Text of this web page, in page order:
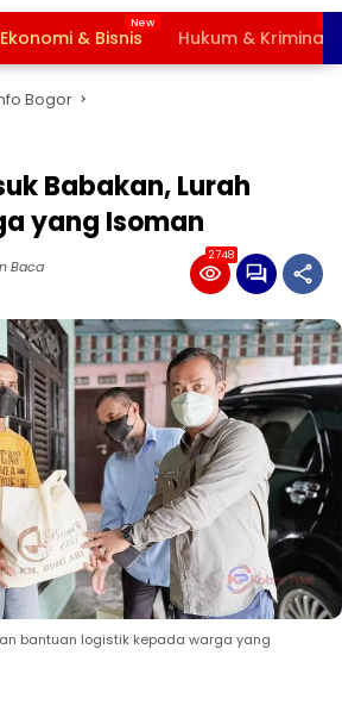
Ekonomi & Bisnis Hukum & Kriminal
Bogor
Babakan, Lurah
yang Isoman
Baca
2748
bantuan logistik kepada warga yang